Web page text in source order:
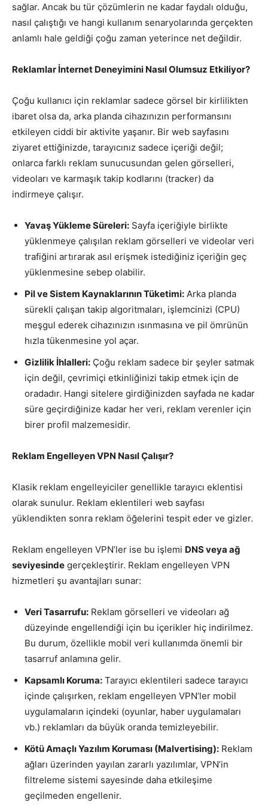
sağlar. Ancak bu tür çözümlerin ne kadar faydalı olduğu,
nasıl çalıştığı ve hangi kullanım senaryolarında gerçekten
anlamlı hale geldiği çoğu zaman yeterince net değildir.
Reklamlar İnternet Deneyimini Nasıl Olumsuz Etkiliyor?
Çoğu kullanıcı için reklamlar sadece görsel bir kirlilikten
ibaret olsa da, arka planda cihazınızın performansını
etkileyen ciddi bir aktivite yaşanır. Bir web sayfasını
ziyaret ettiğinizde, tarayıcınız sadece içeriği değil;
onlarca farklı reklam sunucusundan gelen görselleri,
videoları ve karmaşık takip kodlarını (tracker) da
indirmeye çalışır.
Yavaş Yükleme Süreleri: Sayfa içeriğiyle birlikte
yüklenmeye çalışılan reklam görselleri ve videolar veri
trafiğini artırarak asıl erişmek istediğiniz içeriğin geç
yüklenmesine sebep olabilir.
Pil ve Sistem Kaynaklarının Tüketimi: Arka planda
sürekli çalışan takip algoritmaları, işlemcinizi (CPU)
meşgul ederek cihazınızın ısınmasına ve pil ömrünün
hızla tükenmesine yol açar.
Gizlilik İhlalleri: Çoğu reklam sadece bir şeyler satmak
için değil, çevrimiçi etkinliğinizi takip etmek için de
oradadır. Hangi sitelere girdiğinizden sayfada ne kadar
süre geçirdiğinize kadar her veri, reklam verenler için
birer profil malzemesidir.
Reklam Engelleyen VPN Nasıl Çalışır?
Klasik reklam engelleyiciler genellikle tarayıcı eklentisi
olarak sunulur. Reklam eklentileri web sayfası
yüklendikten sonra reklam öğelerini tespit eder ve gizler.
Reklam engelleyen VPN’ler ise bu işlemi DNS veya ağ
seviyesinde gerçekleştirir. Reklam engelleyen VPN
hizmetleri şu avantajları sunar:
Veri Tasarrufu: Reklam görselleri ve videoları ağ
düzeyinde engellendiği için bu içerikler hiç indirilmez.
Bu durum, özellikle mobil veri kullanımda önemli bir
tasarruf anlamına gelir.
Kapsamlı Koruma: Tarayıcı eklentileri sadece tarayıcı
içinde çalışırken, reklam engelleyen VPN’ler mobil
uygulamaların içindeki (oyunlar, haber uygulamaları
vb.) reklamları da büyük oranda temizleyebilir.
Kötü Amaçlı Yazılım Koruması (Malvertising): Reklam
ağları üzerinden yayılan zararlı yazılımlar, VPN’in
filtreleme sistemi sayesinde daha etkileşime
geçilmeden engellenir.